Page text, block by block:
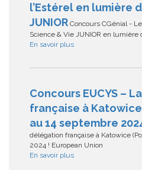
l’Estérel en lumière
JUNIOR Concours CGénial -
Science & Vie JUNIOR en lumière
En savoir plus
Concours EUCYS –
française à
au 14 septembre
délégation française à Katowice
2024 ! European Union
En savoir plus